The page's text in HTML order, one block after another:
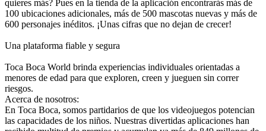
quieres más? Pues en la tienda de la aplicación encontrarás más de
100 ubicaciones adicionales, más de 500 mascotas nuevas y más de
600 personajes inéditos. ¡Unas cifras que no dejan de crecer!
Una plataforma fiable y segura
Toca Boca World brinda experiencias individuales orientadas a
menores de edad para que exploren, creen y jueguen sin correr
riesgos.
Acerca de nosotros:
En Toca Boca, somos partidarios de que los videojuegos potencian
las capacidades de los niños. Nuestras divertidas aplicaciones han